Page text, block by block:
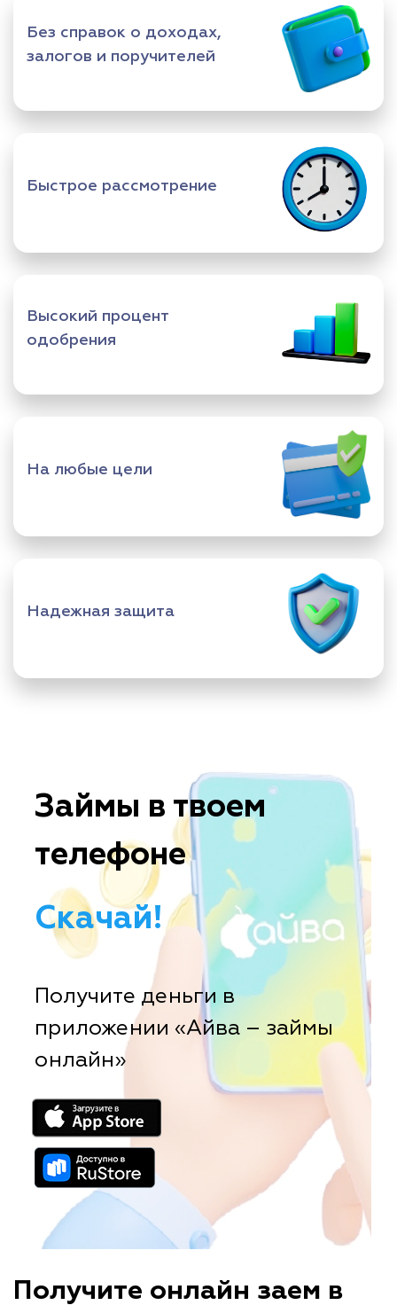
Без справок о доходах,
залогов и поручителей
Быстрое рассмотрение
Высокий процент
одобрения
На любые цели
Надежная защита
Займы в твоем
телефоне
Скачай!
Получите деньги в
приложении «Айва – займы
онлайн»
Получите онлайн заем в